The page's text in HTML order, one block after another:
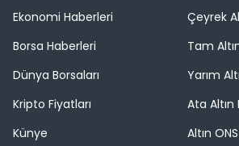
Ekonomi Haberleri
Borsa Haberleri
Dünya Borsaları
Kripto Fiyatları
Künye
Çeyrek
Tam
Yarım
Ata Altın
Altın